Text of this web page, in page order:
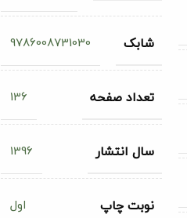
شابک 9786008731030
تعداد صفحه 136
سال انتشار 1396
نوبت چاپ اول